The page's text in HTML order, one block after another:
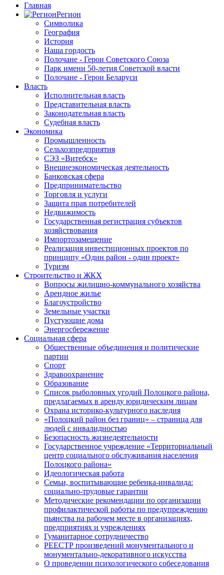
Главная
Регион
Символика
География
История
Наша гордость
Полочане - Герои Советского Союза
Парк имени 50-летия Советской власти
Полочане - Герои Беларуси
Власть
Исполнительная власть
Представительная власть
Законодательная власть
Судебная власть
Экономика
Промышленность
Сельхозпредприятия
СЭЗ «Витебск»
Внешнеэкономическая деятельность
Банковская сфера
Предпринимательство
Торговля и услуги
Защита прав потребителей
Недвижимость
Государственная регистрация субъектов
хозяйствования
Импортозамещение
Реализация инвестиционных проектов по
принципу «Один район - один проект»
Туризм
Строительство и ЖКХ
Вопросы жилищно-коммунального хозяйства
Арендное жилье
Благоустройство
Земельные участки
Пустующие дома
Энергосбережение
Социальная сфера
Общественные объединения и политические
партии
Спорт
Здравоохранение
Образование
Список рыболовных угодий Полоцкого района,
предлагаемых в аренду юридическим лицам
Охрана историко-культурного наследия
«Полоцкий район без границ» – страница для
людей с инвалидностью
Безопасность жизнедеятельности
Государственное учреждение «Территориальный
центр социального обслуживания населения
Полоцкого района»
Идеологическая работа
Семьи, воспитывающие ребенка-инвалида:
социально-трудовые гарантии
Методические рекомендации по организации
профилактической работы по предупреждению
пьянства на рабочем месте в организациях,
предприятиях и учреждениях
Гуманитарное сотрудничество
РЕЕСТР произведений монументального и
монументально-декоративного искусства
О проведении психологического собеседования